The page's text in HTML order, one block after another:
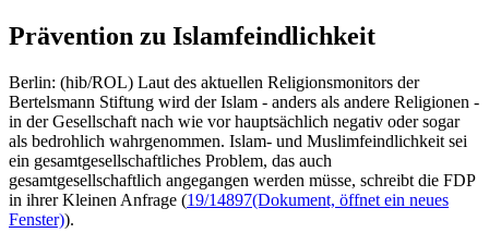
Prävention zu Islamfeindlichkeit
Berlin: (hib/ROL) Laut des aktuellen Religionsmonitors der
Bertelsmann Stiftung wird der Islam - anders als andere Religionen -
in der Gesellschaft nach wie vor hauptsächlich negativ oder sogar
als bedrohlich wahrgenommen. Islam- und Muslimfeindlichkeit sei
ein gesamtgesellschaftliches Problem, das auch
gesamtgesellschaftlich angegangen werden müsse, schreibt die FDP
in ihrer Kleinen Anfrage (19/14897(Dokument, öffnet ein neues
Fenster)).